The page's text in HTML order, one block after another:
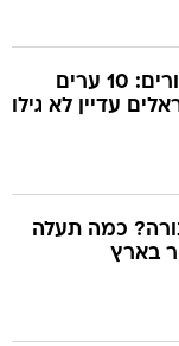
אירופה בלי התורים: 10 ערים
עדיין לא גילו
כמה תעלה
בארץ